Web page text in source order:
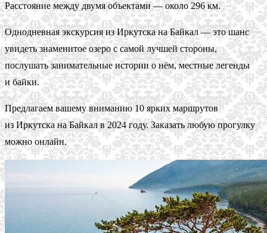
Расстояние между двумя объектами — около 296 км.
Однодневная экскурсия из Иркутска на Байкал — это шанс
увидеть знаменитое озеро с самой лучшей стороны,
послушать занимательные истории о нём, местные легенды
и байки.
Предлагаем вашему вниманию 10 ярких маршрутов
из Иркутска на Байкал в 2024 году. Заказать любую прогулку
можно онлайн.